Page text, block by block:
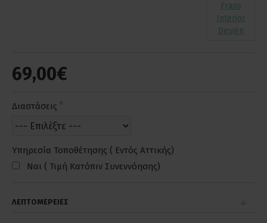
69,00€
Frans
Interior
Design
Διαστάσεις
Υπηρεσία Τοποθέτησης ( Εντός Αττικής)
Ναι ( Τιμή Κατόπιν Συνεννόησης)
ΛΕΠΤΟΜΕΡΕΙΕΣ